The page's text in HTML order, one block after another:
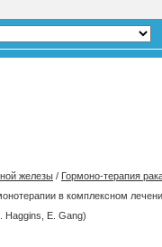
железы / Гормоно-терапия
в комплексном
E. Gang)